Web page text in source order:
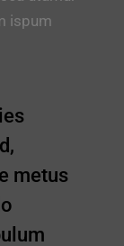
ispum
metus